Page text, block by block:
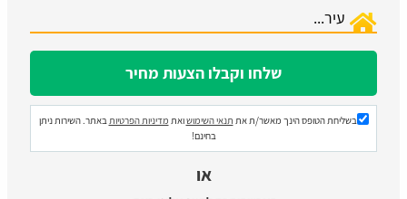
בשליחת הטופס הינך מאשר/ת את תנאי השימושואת מדיניות הפרטיותבאתר. השירות ניתן
בחינם!
או